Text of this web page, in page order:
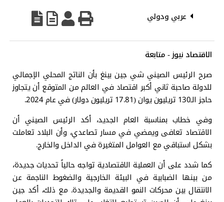
عربي ودولي
الاقتصاد نيوز - متابعة
صرح الرئيس الصيني شي جين بينغ بأن الناتج المحلي الإجمالي
للدولة صاحبة ثاني أكبر اقتصاد في العالم من المتوقع أن يتجاوز
حاجز الـ130 تريليون يوان (17.81 تريليون دولار) في عام 2024.
وفي خطاب بمناسبة العام الجديد، أكد الرئيس الصيني أن
الاقتصاد تعافى ويمضي في مسار تصاعدي، وأن البلاد تعاملت
بشكل استباقي مع العوامل المتغيرة في الداخل والخارج.
كما شدد على أن العملية الاقتصادية تواجه حالياً تحديات جديدة،
من بينها الضبابية في البيئة الخارجية والضغوط الناجمة عن
الانتقال بين محركات النمو القديمة والجديدة. مع ذلك، أكد جين